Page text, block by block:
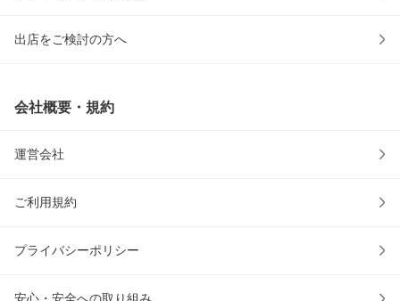
出店をご検討の方へ
会社概要・規約
運営会社
ご利用規約
プライバシーポリシー